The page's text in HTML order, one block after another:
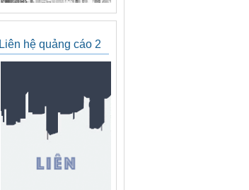
Liên hệ quảng cáo 2